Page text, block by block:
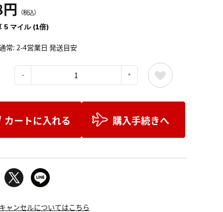
（税込）
5 マイル (1倍)
常: 2-4営業日 発送目安
カートに入れる 購入手続きへ
ャンセルについてはこちら